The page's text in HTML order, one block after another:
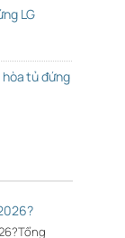
LG
tủ đứng